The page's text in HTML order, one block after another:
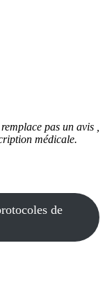
pas un avis ,
médicale.
de